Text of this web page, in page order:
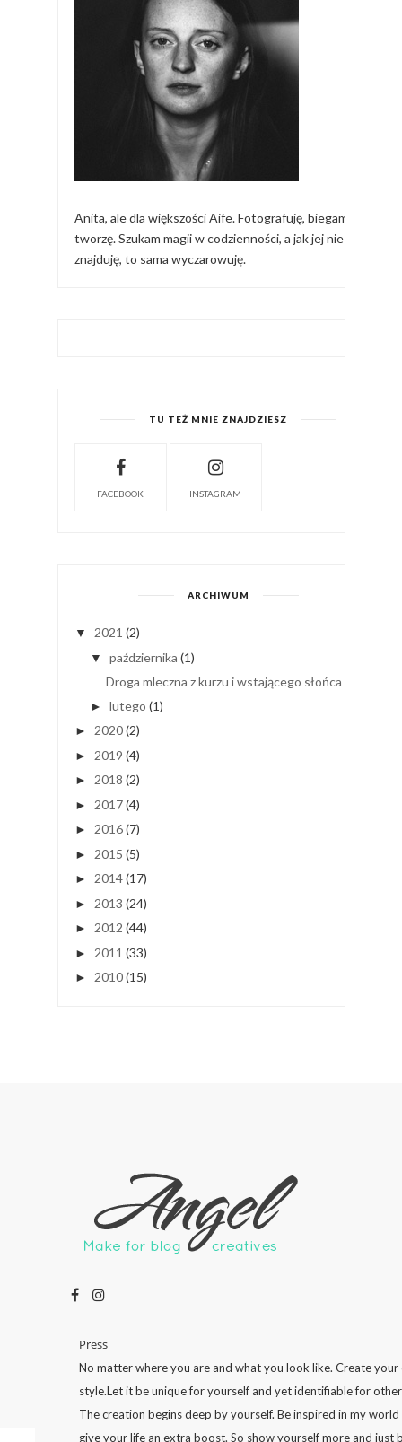
Anita, ale dla większości Aife. Fotografuję, biegam,
tworzę. Szukam magii w codzienności, a jak jej nie
znajduję, to sama wyczarowuję.
TU TEŻ MNIE ZNAJDZIESZ
FACEBOOK INSTAGRAM
ARCHIWUM
▼ 2021 (2)
▼ października (1)
Droga mleczna z kurzu i wstającego słońca
► lutego (1)
► 2020(2)
► 2019 (4)
► 2018 (2)
► 2017(4)
► 2016(7)
► 2015 (5)
► 2014(17)
► 2013 (24)
► 2012 (44)
► 2011 (33)
► 2010(15)
Press
No matter where you are and what you look like. Create your
style.Let it be unique for yourself and yet identifiable for
The creation begins deep by yourself. Be inspired in my world
give your life an extra boost. So show yourself more and just